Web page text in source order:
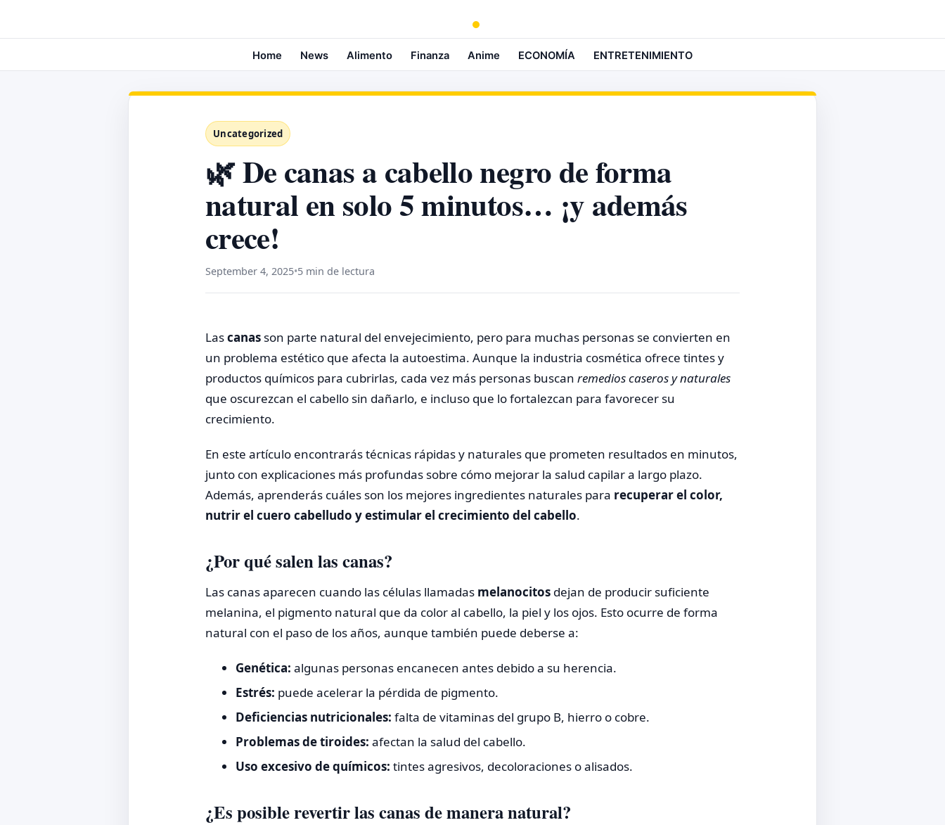
Home News Alimento Finanza Anime ECONOMÍA ENTRETENIMIENTO
Uncategorized
🌿 De canas a cabello negro de forma
natural en solo 5 minutos… ¡y además
crece!
September 4, 2025•5 min de lectura
Lascanas son parte natural del envejecimiento, pero para muchas personas se convierten en
un problema estético que afecta la autoestima. Aunque la industria cosmética ofrece tintes y
productos químicos para cubrirlas, cada vez más personas buscan remedios caseros y naturales
que oscurezcan el cabello sin dañarlo, e incluso que lo fortalezcan para favorecer su
crecimiento.
En este artículo encontrarás técnicas rápidas y naturales que prometen resultados en minutos,
junto con explicaciones más profundas sobre cómo mejorar la salud capilar a largo plazo.
Además, aprenderás cuáles son los mejores ingredientes naturales para recuperar el color,
nutrir el cuero cabelludo y estimular el crecimiento del cabello.
¿Por qué salen las canas?
Las canas aparecen cuando las células llamadas melanocitos dejan de producir suficiente
melanina, el pigmento natural que da color al cabello, la piel y los ojos. Esto ocurre de forma
natural con el paso de los años, aunque también puede deberse a:
Genética: algunas personas encanecen antes debido a su herencia.
Estrés: puede acelerar la pérdida de pigmento.
Deficiencias nutricionales: falta de vitaminas del grupo B, hierro o cobre.
Problemas de tiroides: afectan la salud del cabello.
Uso excesivo de químicos: tintes agresivos, decoloraciones o alisados.
¿Es posible revertir las canas de manera natural?